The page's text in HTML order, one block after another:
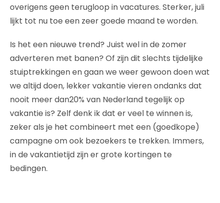
overigens geen terugloop in vacatures. Sterker, juli
lijkt tot nu toe een zeer goede maand te worden.
Is het een nieuwe trend? Juist wel in de zomer
adverteren met banen? Of zijn dit slechts tijdelijke
stuiptrekkingen en gaan we weer gewoon doen wat
we altijd doen, lekker vakantie vieren ondanks dat
nooit meer dan20% van Nederland tegelijk op
vakantie is? Zelf denk ik dat er veel te winnen is,
zeker als je het combineert met een (goedkope)
campagne om ook bezoekers te trekken. Immers,
in de vakantietijd zijn er grote kortingen te
bedingen.